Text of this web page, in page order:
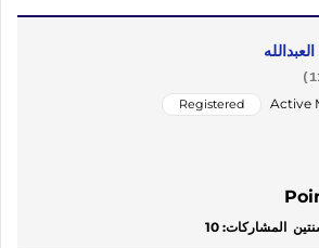
Active
Registered
المشاركات: 10